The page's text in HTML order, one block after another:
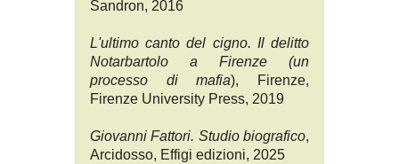
Sandron, 2016
L'ultimo canto del cigno. Il delitto
Notarbartolo a Firenze (un
processo di mafia), Firenze,
Firenze University Press, 2019
Giovanni Fattori. Studio biografico,
Arcidosso, Effigi edizioni, 2025